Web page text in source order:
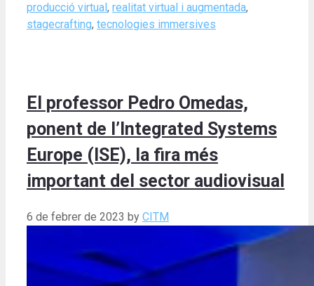
producció virtual , realitat virtual i augmentada,
stagecrafting, tecnologies immersives
El professor Pedro Omedas,
ponent de l’Integrated Systems
Europe (ISE), la fira més
important del sector audiovisual
6 de febrer de 2023 by CITM